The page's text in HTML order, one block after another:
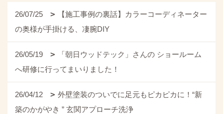
26/07/25
【施工事例の裏話】カラーコーディネーター
の奥様が手掛ける、凄腕DIY
26/05/19
「朝日ウッドテック」さんの ショールーム
へ研修に行ってまいりました！
26/04/12
外壁塗装のついでに足元もピカピカに！“新
築のかがやき ” 玄関アプローチ洗浄